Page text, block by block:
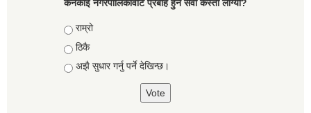
कनकाई नगरपालिकावाट प्रबाह हुने सेवा कस्तो लाग्यो?
Choices
राम्रो
ठिकै
अझै सुधार गर्नु पर्ने देखिन्छ।